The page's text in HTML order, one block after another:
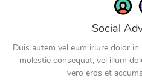
Social
Duis autem vel eum iriure dolor
molestie consequat, vel illum
vero eros et